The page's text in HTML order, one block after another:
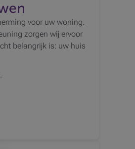
voor uw woning.
zorgen wij ervoor
belangrijk is: uw huis